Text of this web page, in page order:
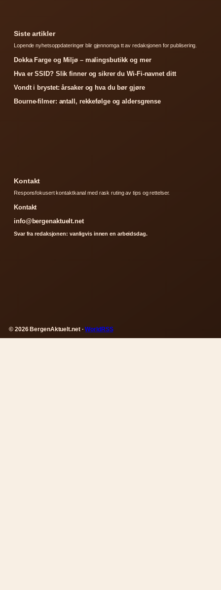
Siste artikler
Lopende nyhetsoppdateringer blir gjennomga tt av redaksjonen for publisering.
Dokka Farge og Miljø – malingsbutikk og mer
Hva er SSID? Slik finner og sikrer du Wi-Fi-navnet ditt
Vondt i brystet: årsaker og hva du bør gjøre
Bourne-filmer: antall, rekkefølge og aldersgrense
Kontakt
Responsfokusert kontaktkanal med rask ruting av tips og rettelser.
Kontakt
info@bergenaktuelt.net
Svar fra redaksjonen: vanligvis innen en arbeidsdag.
© 2026 BergenAktuelt.net ·WorldRSS